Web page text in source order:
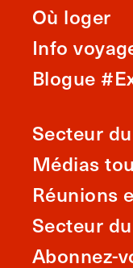
Où loger
Info
Blogue
Secteur
Médias
Réunions
Secteur
Abonnez-